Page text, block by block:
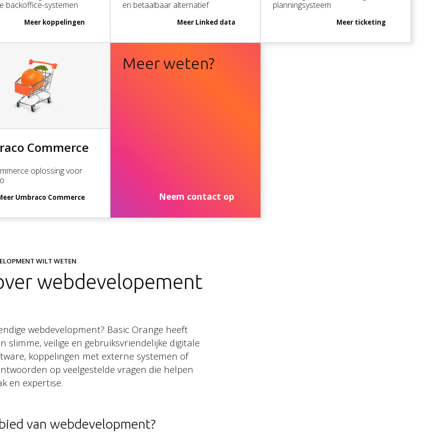
backoffice-systemen
Meer koppelingen
en betaalbaar alternatief
Meer Linked data
planningsysteem
Meer ticketing
Commerce
oplossing voor
Umbraco Commerce
Meer weten?
Neem contact op
WILT WETEN
webdevelopement
webdevelopment? Basic Orange heeft
veilige en gebruiksvriendelijke digitale
koppelingen met externe systemen of
op veelgestelde vragen die helpen
en expertise.
van webdevelopment?
Quicklinks
Kennistips
Nieuwsbrief
Schrijf je in voor onze nieuwsbrief